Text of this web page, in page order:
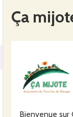
Ça
Bienvenue sur